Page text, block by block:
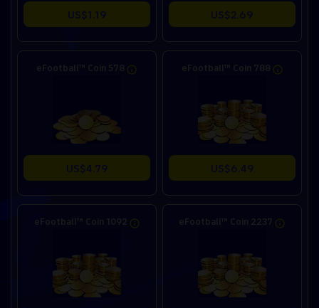
US$1.19 US$2.69
eFootball™ Coin 578
US$4.79
eFootball™ Coin 788
US$6.49
eFootball™ Coin 1092 eFootball™ Coin 2237